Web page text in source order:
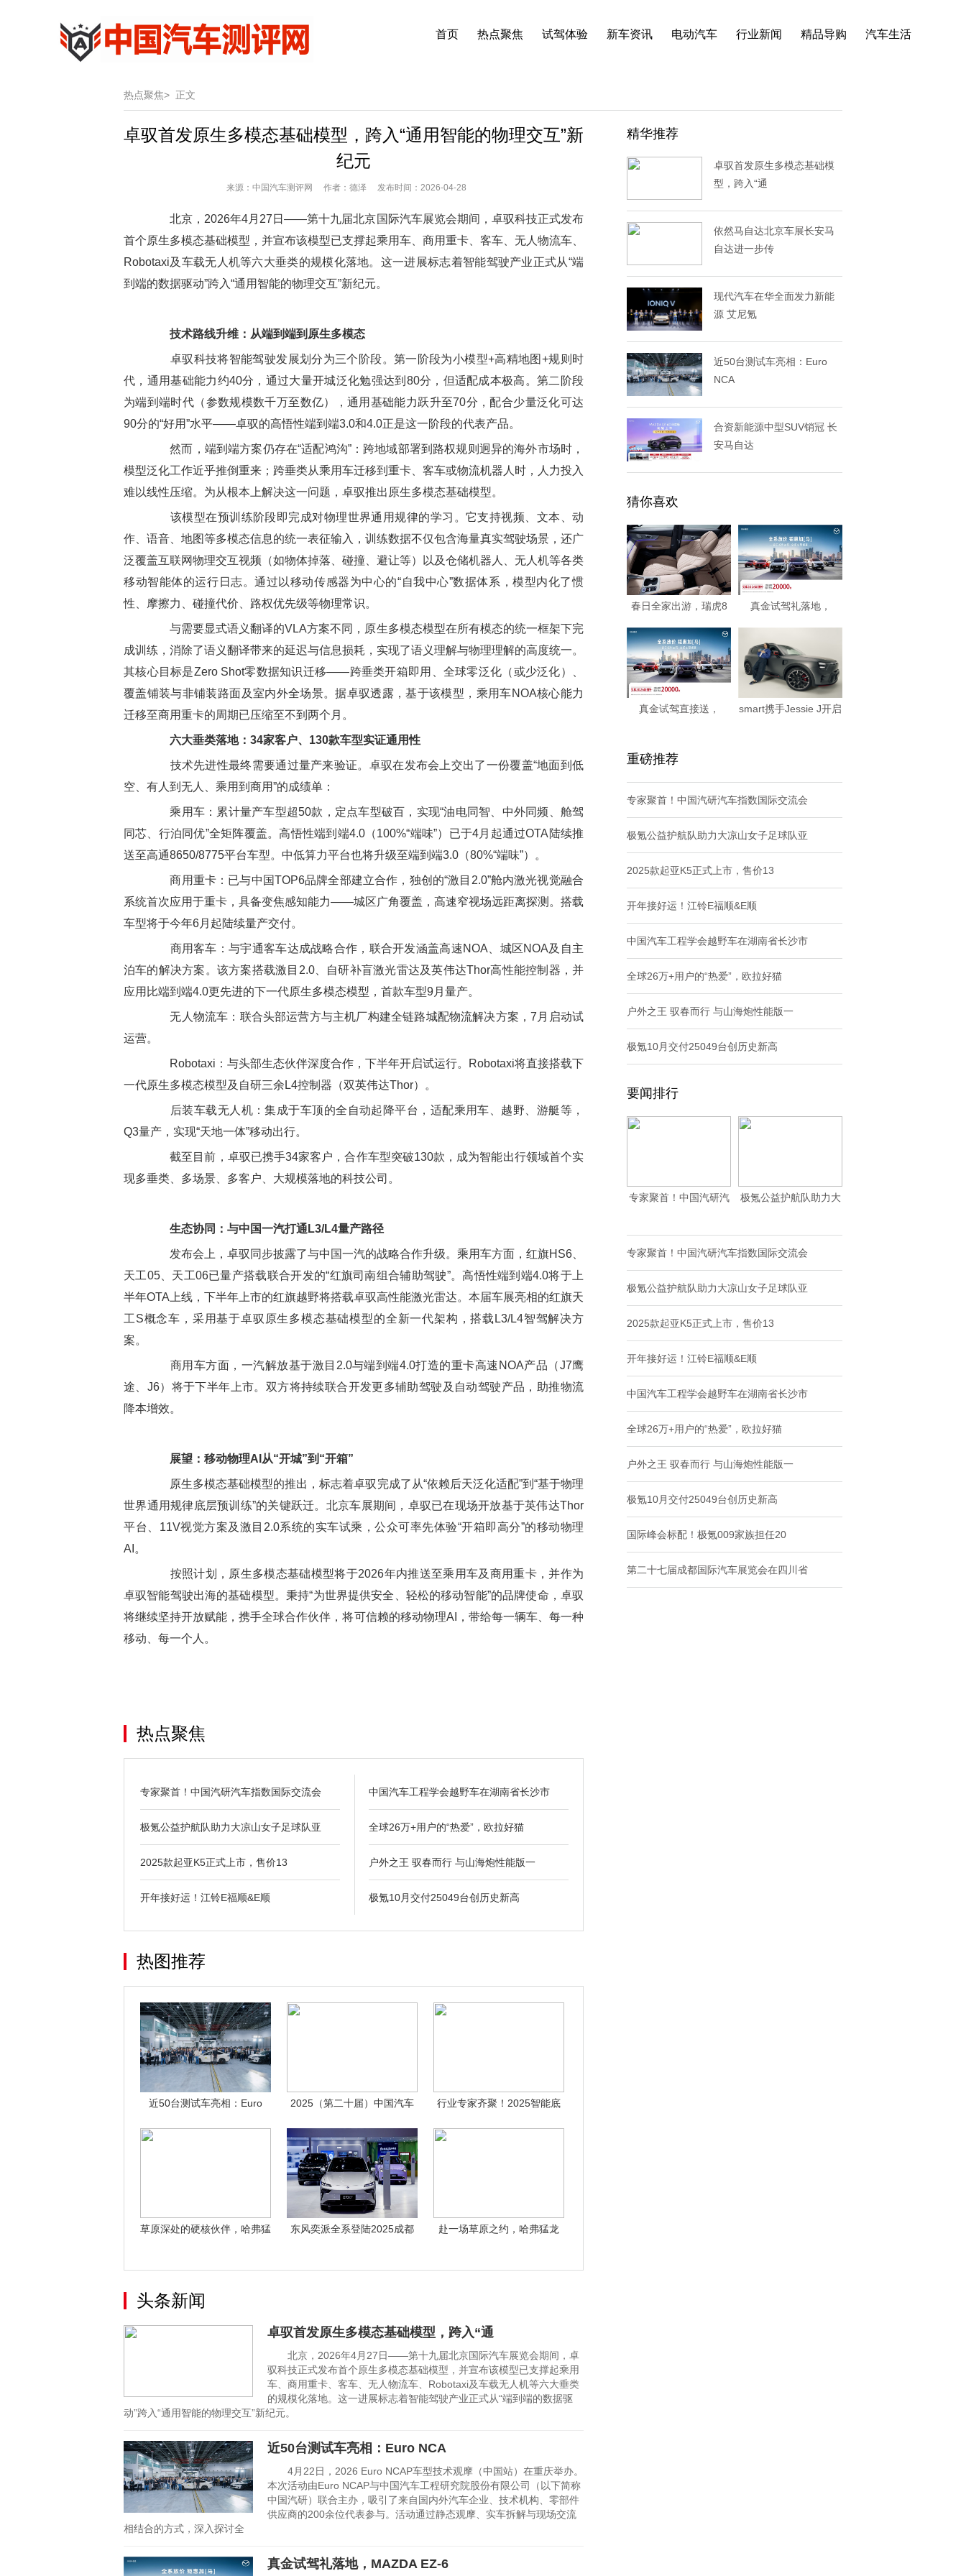
首页 热点聚焦 试驾体验 新车资讯 电动汽车 行业新闻 精品导购 汽车生活
热点聚焦> 正文
卓驭首发原生多模态基础模型，跨入“通用智能的物理交互”新
纪元
来源：中国汽车测评网 作者：德泽 发布时间：2026-04-28
北京，2026年4月27日——第十九届北京国际汽车展览会期间，卓驭科技正式发布
首个原生多模态基础模型，并宣布该模型已支撑起乘用车、商用重卡、客车、无人物流车、
Robotaxi及车载无人机等六大垂类的规模化落地。这一进展标志着智能驾驶产业正式从“端
到端的数据驱动”跨入“通用智能的物理交互”新纪元。
技术路线升维：从端到端到原生多模态
卓驭科技将智能驾驶发展划分为三个阶段。第一阶段为小模型+高精地图+规则时
代，通用基础能力约40分，通过大量开城泛化勉强达到80分，但适配成本极高。第二阶段
为端到端时代（参数规模数千万至数亿），通用基础能力跃升至70分，配合少量泛化可达
90分的“好用”水平——卓驭的高悟性端到端3.0和4.0正是这一阶段的代表产品。
然而，端到端方案仍存在“适配鸿沟”：跨地域部署到路权规则迥异的海外市场时，
模型泛化工作近乎推倒重来；跨垂类从乘用车迁移到重卡、客车或物流机器人时，人力投入
难以线性压缩。为从根本上解决这一问题，卓驭推出原生多模态基础模型。
该模型在预训练阶段即完成对物理世界通用规律的学习。它支持视频、文本、动
作、语音、地图等多模态信息的统一表征输入，训练数据不仅包含海量真实驾驶场景，还广
泛覆盖互联网物理交互视频（如物体掉落、碰撞、避让等）以及仓储机器人、无人机等各类
移动智能体的运行日志。通过以移动传感器为中心的“自我中心”数据体系，模型内化了惯
性、摩擦力、碰撞代价、路权优先级等物理常识。
与需要显式语义翻译的VLA方案不同，原生多模态模型在所有模态的统一框架下完
成训练，消除了语义翻译带来的延迟与信息损耗，实现了语义理解与物理理解的高度统一。
其核心目标是Zero Shot零数据知识迁移——跨垂类开箱即用、全球零泛化（或少泛化）、
覆盖铺装与非铺装路面及室内外全场景。据卓驭透露，基于该模型，乘用车NOA核心能力
迁移至商用重卡的周期已压缩至不到两个月。
六大垂类落地：34家客户、130款车型实证通用性
技术先进性最终需要通过量产来验证。卓驭在发布会上交出了一份覆盖“地面到低
空、有人到无人、乘用到商用”的成绩单：
乘用车：累计量产车型超50款，定点车型破百，实现“油电同智、中外同频、舱驾
同芯、行泊同优”全矩阵覆盖。高悟性端到端4.0（100%“端味”）已于4月起通过OTA陆续推
送至高通8650/8775平台车型。中低算力平台也将升级至端到端3.0（80%“端味”）。
商用重卡：已与中国TOP6品牌全部建立合作，独创的“激目2.0”舱内激光视觉融合
系统首次应用于重卡，具备变焦感知能力——城区广角覆盖，高速窄视场远距离探测。搭载
车型将于今年6月起陆续量产交付。
商用客车：与宇通客车达成战略合作，联合开发涵盖高速NOA、城区NOA及自主
泊车的解决方案。该方案搭载激目2.0、自研补盲激光雷达及英伟达Thor高性能控制器，并
应用比端到端4.0更先进的下一代原生多模态模型，首款车型9月量产。
无人物流车：联合头部运营方与主机厂构建全链路城配物流解决方案，7月启动试
运营。
Robotaxi：与头部生态伙伴深度合作，下半年开启试运行。Robotaxi将直接搭载下
一代原生多模态模型及自研三余L4控制器（双英伟达Thor）。
后装车载无人机：集成于车顶的全自动起降平台，适配乘用车、越野、游艇等，
Q3量产，实现“天地一体”移动出行。
截至目前，卓驭已携手34家客户，合作车型突破130款，成为智能出行领域首个实
现多垂类、多场景、多客户、大规模落地的科技公司。
生态协同：与中国一汽打通L3/L4量产路径
发布会上，卓驭同步披露了与中国一汽的战略合作升级。乘用车方面，红旗HS6、
天工05、天工06已量产搭载联合开发的“红旗司南组合辅助驾驶”。高悟性端到端4.0将于上
半年OTA上线，下半年上市的红旗越野将搭载卓驭高性能激光雷达。本届车展亮相的红旗天
工S概念车，采用基于卓驭原生多模态基础模型的全新一代架构，搭载L3/L4智驾解决方
案。
商用车方面，一汽解放基于激目2.0与端到端4.0打造的重卡高速NOA产品（J7鹰
途、J6）将于下半年上市。双方将持续联合开发更多辅助驾驶及自动驾驶产品，助推物流
降本增效。
展望：移动物理AI从“开城”到“开箱”
原生多模态基础模型的推出，标志着卓驭完成了从“依赖后天泛化适配”到“基于物理
世界通用规律底层预训练”的关键跃迁。北京车展期间，卓驭已在现场开放基于英伟达Thor
平台、11V视觉方案及激目2.0系统的实车试乘，公众可率先体验“开箱即高分”的移动物理
AI。
按照计划，原生多模态基础模型将于2026年内推送至乘用车及商用重卡，并作为
卓驭智能驾驶出海的基础模型。秉持“为世界提供安全、轻松的移动智能”的品牌使命，卓驭
将继续坚持开放赋能，携手全球合作伙伴，将可信赖的移动物理AI，带给每一辆车、每一种
移动、每一个人。
热点聚焦
专家聚首！中国汽研汽车指数国际交流会
极氪公益护航队助力大凉山女子足球队亚
2025款起亚K5正式上市，售价13
开年接好运！江铃E福顺&E顺
中国汽车工程学会越野车在湖南省长沙市
全球26万+用户的“热爱”，欧拉好猫
户外之王 驭春而行 与山海炮性能版一
极氪10月交付25049台创历史新高
热图推荐
近50台测试车亮相：Euro
2025（第二十届）中国汽车
行业专家齐聚！2025智能底
草原深处的硬核伙伴，哈弗猛
东风奕派全系登陆2025成都
赴一场草原之约，哈弗猛龙
头条新闻
卓驭首发原生多模态基础模型，跨入“通
北京，2026年4月27日——第十九届北京国际汽车展览会期间，卓
驭科技正式发布首个原生多模态基础模型，并宣布该模型已支撑起乘用
车、商用重卡、客车、无人物流车、Robotaxi及车载无人机等六大垂类
的规模化落地。这一进展标志着智能驾驶产业正式从“端到端的数据驱
动”跨入“通用智能的物理交互”新纪元。
近50台测试车亮相：Euro NCA
4月22日，2026 Euro NCAP车型技术观摩（中国站）在重庆举办。
本次活动由Euro NCAP与中国汽车工程研究院股份有限公司（以下简称
中国汽研）联合主办，吸引了来自国内外汽车企业、技术机构、零部件
供应商的200余位代表参与。活动通过静态观摩、实车拆解与现场交流
相结合的方式，深入探讨全
真金试驾礼落地，MAZDA EZ-6
精华推荐
卓驭首发原生多模态基础模
型，跨入“通
依然马自达北京车展长安马
自达进一步传
现代汽车在华全面发力新能
源 艾尼氪
近50台测试车亮相：Euro
NCA
合资新能源中型SUV销冠 长
安马自达
猜你喜欢
春日全家出游，瑞虎8
PLUS带来出
真金试驾礼落地，
MAZDA EZ-6
真金试驾直接送，
smart携手Jessie J开启
重磅推荐
专家聚首！中国汽研汽车指数国际交流会
极氪公益护航队助力大凉山女子足球队亚
2025款起亚K5正式上市，售价13
开年接好运！江铃E福顺&E顺
中国汽车工程学会越野车在湖南省长沙市
全球26万+用户的“热爱”，欧拉好猫
户外之王 驭春而行 与山海炮性能版一
极氪10月交付25049台创历史新高
要闻排行
专家聚首！中国汽研汽
极氪公益护航队助力大
专家聚首！中国汽研汽车指数国际交流会
极氪公益护航队助力大凉山女子足球队亚
2025款起亚K5正式上市，售价13
开年接好运！江铃E福顺&E顺
中国汽车工程学会越野车在湖南省长沙市
全球26万+用户的“热爱”，欧拉好猫
户外之王 驭春而行 与山海炮性能版一
极氪10月交付25049台创历史新高
国际峰会标配！极氪009家族担任20
第二十七届成都国际汽车展览会在四川省